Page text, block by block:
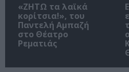
«ΖΗΤΩ τα λαϊκά
κορίτσια!», του
Παντελή Αμπαζή
στο Θέατρο
Ρεματιάς